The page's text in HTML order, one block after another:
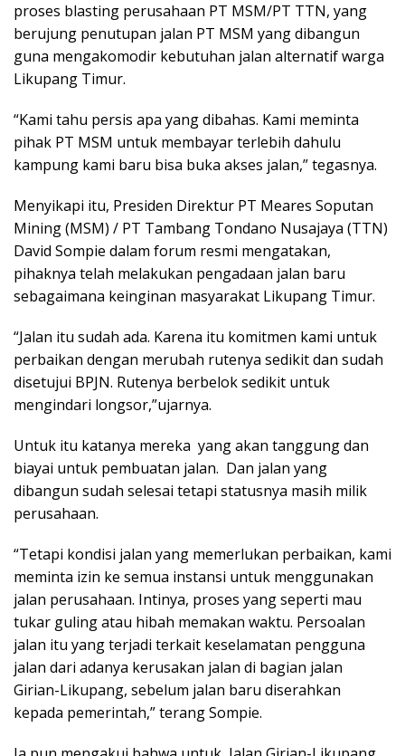
proses blasting perusahaan PT MSM/PT TTN, yang
berujung penutupan jalan PT MSM yang dibangun
guna mengakomodir kebutuhan jalan alternatif warga
Likupang Timur.
“Kami tahu persis apa yang dibahas. Kami meminta
pihak PT MSM untuk membayar terlebih dahulu
kampung kami baru bisa buka akses jalan,” tegasnya.
Menyikapi itu, Presiden Direktur PT Meares Soputan
Mining (MSM) / PT Tambang Tondano Nusajaya (TTN)
David Sompie dalam forum resmi mengatakan,
pihaknya telah melakukan pengadaan jalan baru
sebagaimana keinginan masyarakat Likupang Timur.
“Jalan itu sudah ada. Karena itu komitmen kami untuk
perbaikan dengan merubah rutenya sedikit dan sudah
disetujui BPJN. Rutenya berbelok sedikit untuk
mengindari longsor,”ujarnya.
Untuk itu katanya mereka yang akan tanggung dan
biayai untuk pembuatan jalan. Dan jalan yang
dibangun sudah selesai tetapi statusnya masih milik
perusahaan.
“Tetapi kondisi jalan yang memerlukan perbaikan, kami
meminta izin ke semua instansi untuk menggunakan
jalan perusahaan. Intinya, proses yang seperti mau
tukar guling atau hibah memakan waktu. Persoalan
jalan itu yang terjadi terkait keselamatan pengguna
jalan dari adanya kerusakan jalan di bagian jalan
Girian-Likupang, sebelum jalan baru diserahkan
kepada pemerintah,” terang Sompie.